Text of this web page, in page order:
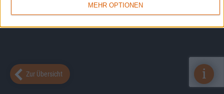
MEHR OPTIONEN
Zur Übersicht i